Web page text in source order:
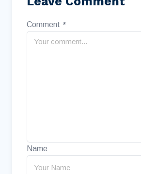
Comment *
Name